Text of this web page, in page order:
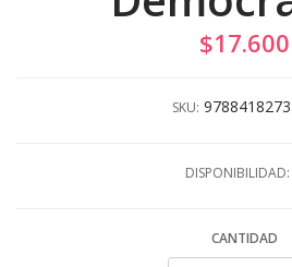
$17.600
SKU:
DISPONIBILIDAD:
CANTIDAD